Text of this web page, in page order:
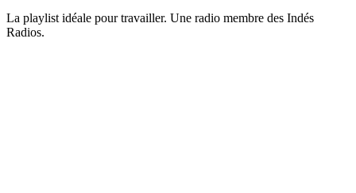
La playlist idéale pour travailler. Une radio membre des Indés
Radios.